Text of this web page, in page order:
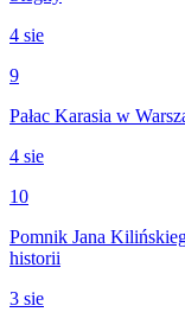
4 sie
9
Pałac Karasia w
4 sie
10
Pomnik Jana
historii
3 sie